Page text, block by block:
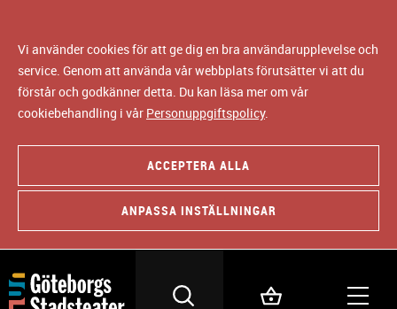
Vi använder cookies för att ge dig en bra användarupplevelse och
service. Genom att använda vår webbplats förutsätter vi att du
förstår och godkänner detta. Du kan läsa mer om vår
cookiebehandling i vår Personuppgiftspolicy.
ACCEPTERA ALLA
ANPASSA INSTÄLLNINGAR